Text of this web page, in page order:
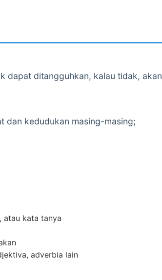
dapat ditangguhkan, kalau tidak, akan
dan kedudukan masing-masing;
atau kata tanya
adverbia lain